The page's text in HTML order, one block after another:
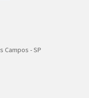
Campos - SP